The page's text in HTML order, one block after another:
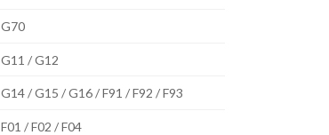
G70
G11 / G12
G14 / G15 / G16 / F91 / F92 / F93
F01 / F02 / F04